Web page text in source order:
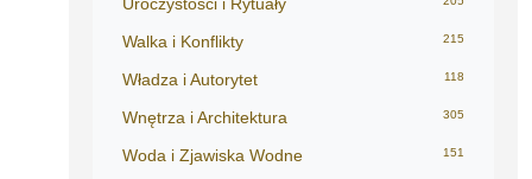
Walka i Konflikty 215
Władza i Autorytet 118
Wnętrza i Architektura 305
Woda i Zjawiska Wodne 151